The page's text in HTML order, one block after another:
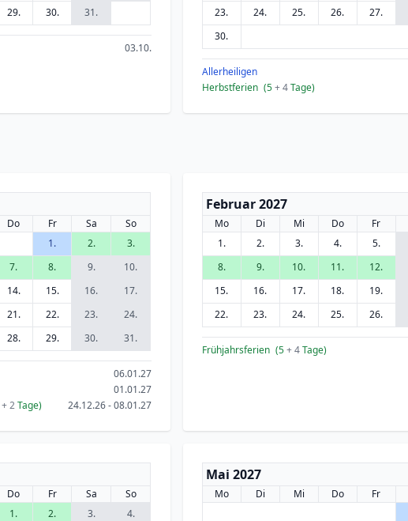
29. 30. 31.
03.10.
23.
24. 25. 26. 27.
30.
Allerheiligen
Herbstferien (5+ 4Tage)
Do Fr Sa
So
1.
2.
3.
7. 8. 9.
10.
14. 15. 16.
17.
21. 22. 23.
24.
28. 29. 30. 31.
06.01.27
01.01.27
+ 2Tage) 24.12.26 - 08.01.27
Februar 2027
Mo Di Mi Do Fr
1.
2. 3. 4. 5.
8.
9. 10. 11. 12.
15.
16. 17. 18. 19.
22.
23. 24. 25. 26.
Frühjahrsferien (5+ 4Tage)
Do Fr Sa
So
1.
2. 3.
4.
Mai 2027
Mo Di Mi Do Fr